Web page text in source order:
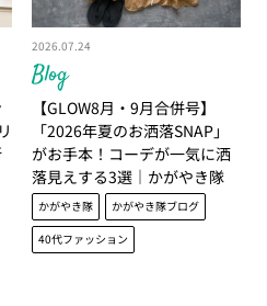
Blog
2026.07.24
【GLOW8月・9月合併号】
「2026年夏のお洒落SNAP」
がお手本！コーデが一気に洒
落見えする3選｜かがやき隊
藤野 翠
かがやき隊
かがやき隊ブログ
40代ファッション